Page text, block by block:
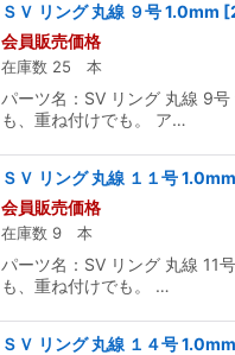
ＳＶ リング 丸線 ９号 1.0mm [
会員販売価格
在庫数 25 本
パーツ名：SV リング 丸線 9
も、重ね付けでも。 ア…
ＳＶ リング 丸線 １１号 1.0mm
会員販売価格
在庫数 9 本
パーツ名：SV リング 丸線 11
も、重ね付けでも。 …
ＳＶ リング 丸線 １４号 1.0mm